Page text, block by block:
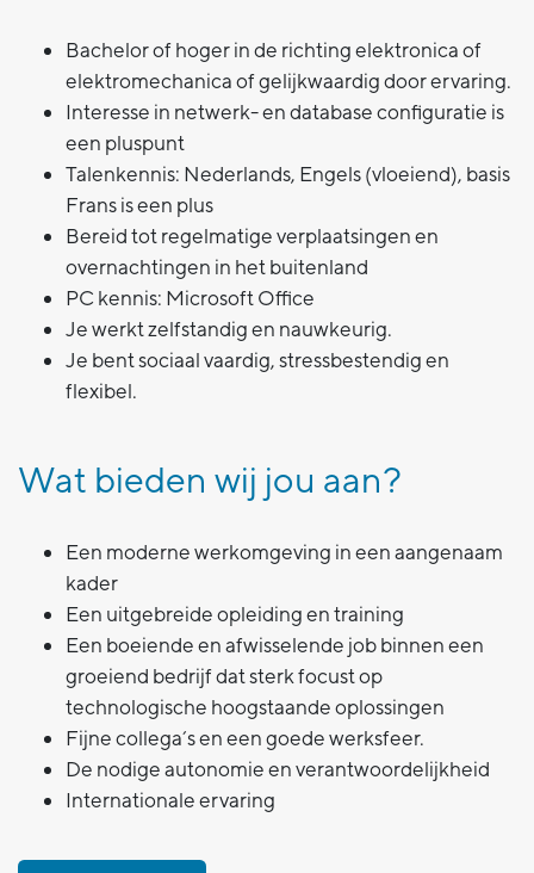
Bachelor of hoger in de richting elektronica of
elektromechanica of gelijkwaardig door ervaring.
Interesse in netwerk- en database configuratie is
een pluspunt
Talenkennis: Nederlands, Engels (vloeiend), basis
Frans is een plus
Bereid tot regelmatige verplaatsingen en
overnachtingen in het buitenland
PC kennis: Microsoft Office
Je werkt zelfstandig en nauwkeurig.
Je bent sociaal vaardig, stressbestendig en
flexibel.
Wat bieden wij jou aan?
Een moderne werkomgeving in een aangenaam
kader
Een uitgebreide opleiding en training
Een boeiende en afwisselende job binnen een
groeiend bedrijf dat sterk focust op
technologische hoogstaande oplossingen
Fijne collega’s en een goede werksfeer.
De nodige autonomie en verantwoordelijkheid
Internationale ervaring